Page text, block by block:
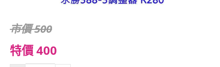
市價 500
特價 400